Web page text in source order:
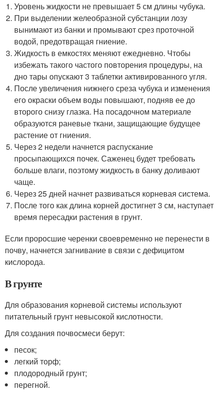
Уровень жидкости не превышает 5 см длины чубука.
При выделении желеобразной субстанции лозу
вынимают из банки и промывают срез проточной
водой, предотвращая гниение.
Жидкость в емкостях меняют ежедневно. Чтобы
избежать такого частого повторения процедуры, на
дно тары опускают 3 таблетки активированного угля.
После увеличения нижнего среза чубука и изменения
его окраски объем воды повышают, подняв ее до
второго снизу глазка. На посадочном материале
образуются раневые ткани, защищающие будущее
растение от гниения.
Через 2 недели начнется распускание
просыпающихся почек. Саженец будет требовать
больше влаги, поэтому жидкость в банку доливают
чаще.
Через 25 дней начнет развиваться корневая система.
После того как длина корней достигнет 3 см, наступает
время пересадки растения в грунт.
Если проросшие черенки своевременно не перенести в
почву, начнется загнивание в связи с дефицитом
кислорода.
В грунте
Для образования корневой системы используют
питательный грунт невысокой кислотности.
Для создания почвосмеси берут:
песок;
легкий торф;
плодородный грунт;
перегной.